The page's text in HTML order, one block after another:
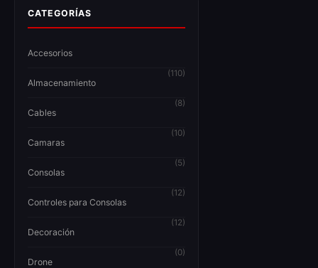
CATEGORÍAS
Accesorios
(110)
Almacenamiento
(8)
Cables
(10)
Camaras
(5)
Consolas
(12)
Controles para Consolas
(12)
Decoración
(0)
Drone